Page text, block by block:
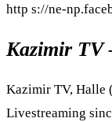
http s://ne-
Kazimir TV
Kazimir TV, Halle
Livestreaming